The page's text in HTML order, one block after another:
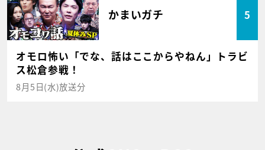
かまいガチ 5
オモロ怖い「でな、話はここからやねん」トラビ
ス松倉参戦！
8月5日(水)放送分